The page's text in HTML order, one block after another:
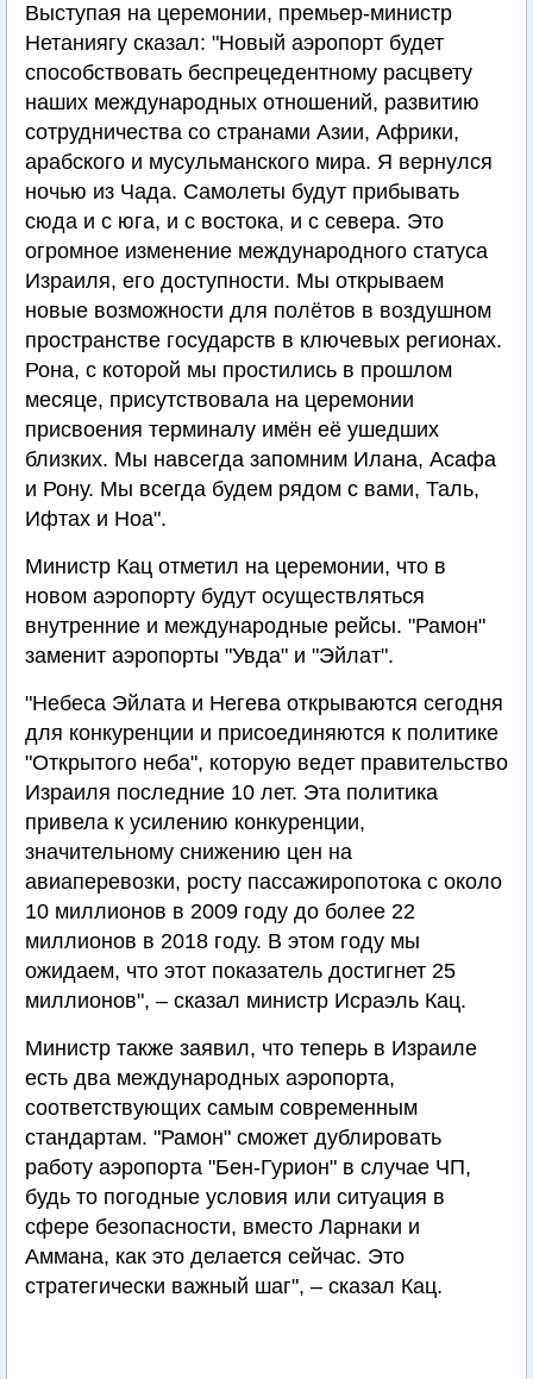
Выступая на церемонии, премьер-министр
Нетаниягу сказал: "Новый аэропорт будет
способствовать беспрецедентному расцвету
наших международных отношений, развитию
сотрудничества со странами Азии, Африки,
арабского и мусульманского мира. Я вернулся
ночью из Чада. Самолеты будут прибывать
сюда и с юга, и с востока, и с севера. Это
огромное изменение международного статуса
Израиля, его доступности. Мы открываем
новые возможности для полётов в воздушном
пространстве государств в ключевых регионах.
Рона, с которой мы простились в прошлом
месяце, присутствовала на церемонии
присвоения терминалу имён её ушедших
близких. Мы навсегда запомним Илана, Асафа
и Рону. Мы всегда будем рядом с вами, Таль,
Ифтах и Ноа".
Министр Кац отметил на церемонии, что в
новом аэропорту будут осуществляться
внутренние и международные рейсы. "Рамон"
заменит аэропорты "Увда" и "Эйлат".
"Небеса Эйлата и Негева открываются сегодня
для конкуренции и присоединяются к политике
"Открытого неба", которую ведет правительство
Израиля последние 10 лет. Эта политика
привела к усилению конкуренции,
значительному снижению цен на
авиаперевозки, росту пассажиропотока с около
10 миллионов в 2009 году до более 22
миллионов в 2018 году. В этом году мы
ожидаем, что этот показатель достигнет 25
миллионов", – сказал министр Исраэль Кац.
Министр также заявил, что теперь в Израиле
есть два международных аэропорта,
соответствующих самым современным
стандартам. "Рамон" сможет дублировать
работу аэропорта "Бен-Гурион" в случае ЧП,
будь то погодные условия или ситуация в
сфере безопасности, вместо Ларнаки и
Аммана, как это делается сейчас. Это
стратегически важный шаг", – сказал Кац.